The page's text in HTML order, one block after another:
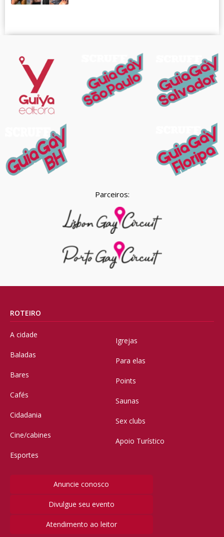
Parceiros:
ROTEIRO
A cidade
Baladas
Bares
Cafés
Cidadania
Cine/cabines
Esportes
Igrejas
Para elas
Points
Saunas
Sex clubs
Apoio Turístico
Anuncie conosco
Divulgue seu evento
Atendimento ao leitor